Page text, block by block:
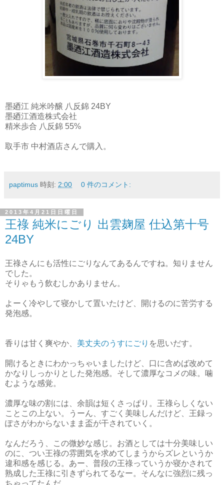
墨廼江 純米吟醸 八反錦 24BY
墨廼江酒造株式会社
精米歩合 八反錦 55%
取手市 中村酒店さんで購入。
paptimus 時刻: 2:00 0 件のコメント:
2013年4月21日日曜日
王祿 純米にごり 出雲麹屋 仕込第十号
24BY
王祿さんにも活性にごりなんてあるんですね。知りません
でした。
そりゃもう飲むしかありません。
よーく冷やして寝かして置いたけど、開けるのに苦労する
発泡感。
香りは甘く爽やか、 美丈夫のうすにごり を思いだす。
開けるときにわかっちゃいましたけど、口に含めば改めて
かなりしっかりとした発泡感。そして濃厚なコメの味。噛
むような感覚。
濃厚な味の割には、余韻は短くさっぱり。王祿らしくない
ことこの上ない。うーん、すごく美味しんだけど、王録っ
ぽさがわからないまま盃が干されていく。
なんだろう、この微妙な感じ。お酒としては十分美味しい
のに、つい王祿の雰囲気を求めてしまうからズレというか
違和感を感じる。あー、普段の王祿っていうか寝かされて
熟成した王祿に引きずられてるなー。そんなに強烈に残っ